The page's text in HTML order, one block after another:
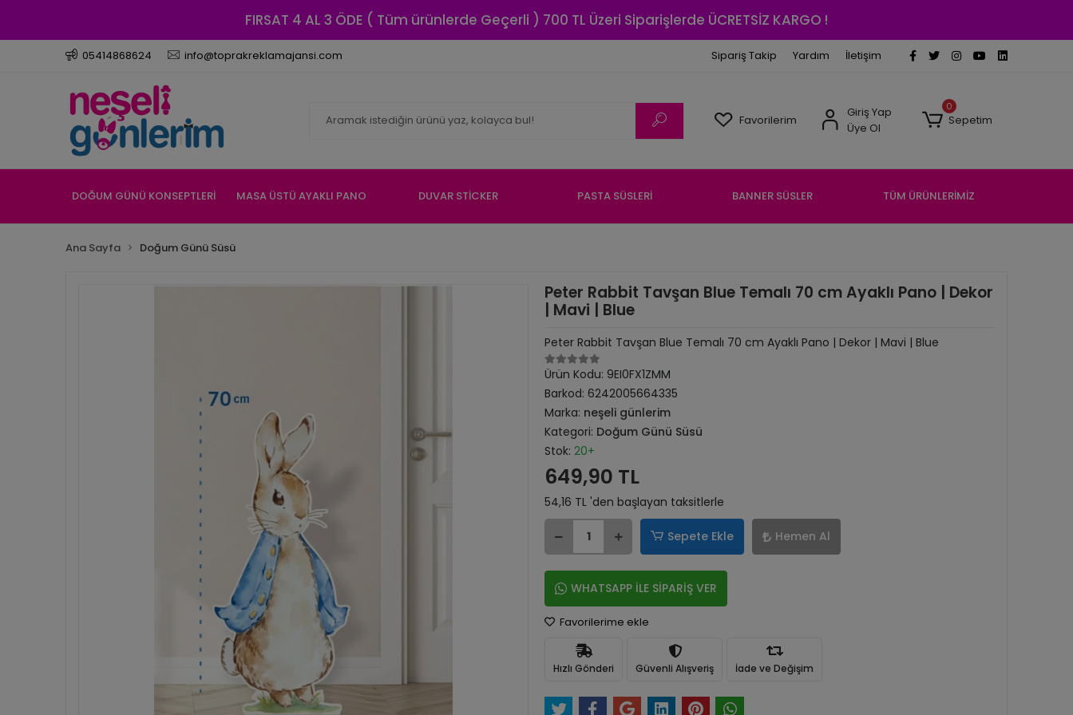
FIRSAT 4 AL 3 ÖDE ( Tüm ürünlerde Geçerli ) 700 TL Üzeri Siparişlerde ÜCRETSİZ KARGO !
05414868624 info@toprakreklamajansi.com Sipariş Takip Yardım İletişim
Favorilerim
Giriş Yap
Üye Ol
0
Sepetim
DOĞUM GÜNÜ KONSEPTLERİ MASA ÜSTÜ AYAKLI PANO DUVAR STİCKER PASTA SÜSLERİ BANNER SÜSLER TÜM ÜRÜNLERİMİZ
Ana Sayfa Doğum Günü Süsü
Peter Rabbit Tavşan Blue Temalı 70 cm Ayaklı Pano | Dekor
| Mavi | Blue
Peter Rabbit Tavşan Blue Temalı 70 cm Ayaklı Pano | Dekor | Mavi | Blue
Ürün Kodu: 9EI0FX1ZMM
Barkod: 6242005664335
Marka: neşeli günlerim
Kategori: Doğum Günü Süsü
Stok: 20+
649,90 TL
54,16 TL 'den başlayan taksitlerle
Sepete Ekle Hemen Al
WHATSAPP İLE SİPARİŞ VER
Favorilerime ekle
Hızlı Gönderi Güvenli Alışveriş İade ve Değişim